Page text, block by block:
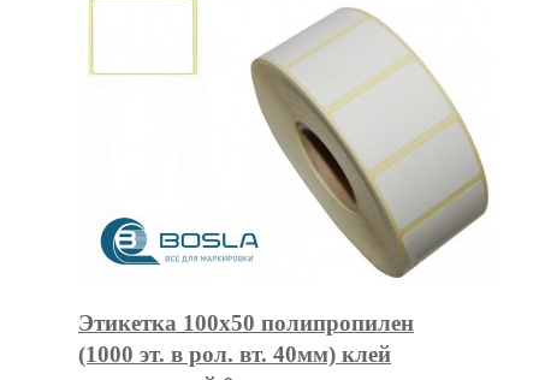
Этикетка 100х50 полипропилен
(1000 эт. в рол. вт. 40мм) клей